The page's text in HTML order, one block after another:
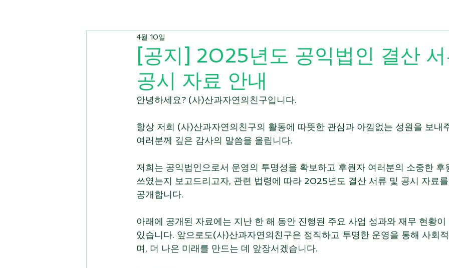
[공지] 2025년도 공익법인 결산 서
공시 자료 안내
4월 10일
안녕하세요? (사)산과자연의친구입니다.
항상 저희 (사)산과자연의친구의 활동에 따뜻한 관심과 아낌없는 성원을 보내
여러분께 깊은 감사의 말씀을 올립니다.
저희는 공익법인으로서 운영의 투명성을 확보하고 후원자 여러분의 소중한 후
쓰였는지 보고드리고자, 관련 법령에 따라 2025년도 결산 서류 및 공시 자료
공개합니다.
아래에 공개된 자료에는 지난 한 해 동안 진행된 주요 사업 성과와 재무 현황이
있습니다. 앞으로도(사)산과자연의친구은 정직하고 투명한 운영을 통해 사회
며, 더 나은 미래를 만드는 데 앞장서겠습니다.